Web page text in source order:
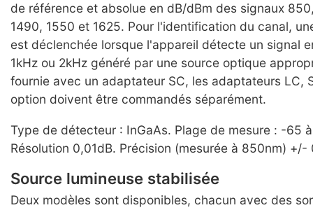
de référence et absolue en dB/dBm des signaux
1490, 1550 et 1625. Pour l'identification du canal,
est déclenchée lorsque l'appareil détecte un signal
1kHz ou 2kHz généré par une source optique
fournie avec un adaptateur SC, les adaptateurs LC,
option doivent être commandés séparément.
Type de détecteur : InGaAs. Plage de mesure : -65
Résolution 0,01dB. Précision (mesurée à 850nm) +/-
Source lumineuse stabilisée
Deux modèles sont disponibles, chacun avec des